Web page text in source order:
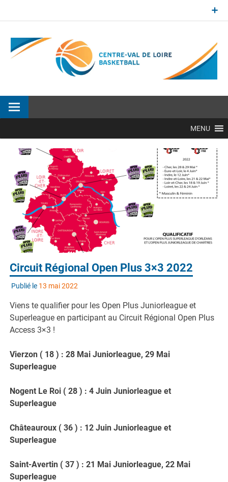
MENU
Circuit Régional Open Plus 3×3 2022
Publié le 13 mai 2022
Viens te qualifier pour les Open Plus Juniorleague et
Superleague en participant au Circuit Régional Open Plus
Access 3×3 !
Vierzon ( 18 ) : 28 Mai Juniorleague, 29 Mai
Superleague
Nogent Le Roi ( 28 ) : 4 Juin Juniorleague et
Superleague
Châteauroux ( 36 ) : 12 Juin Juniorleague et
Superleague
Saint-Avertin ( 37 ) : 21 Mai Juniorleague, 22 Mai
Superleague